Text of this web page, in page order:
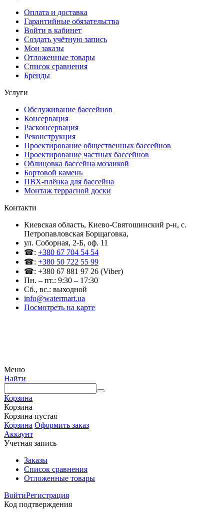
Оплата и доставка
Гарантийные обязательства
Войти в кабинет
Создать учётную запись
Мои заказы
Отложенные товары
Список сравнения
Бренды
Услуги
Обслуживание бассейнов
Консервация
Расконсервация
Реконструкция
Проектирование общественных бассейнов
Проектирование частных бассейнов
Облицовка бассейна мозаикой
Бортовой камень
ПВХ-плёнка для бассейна
Монтаж террасной доски
Контакти
Киевская область, Киево-Святошинский р-н, c.
Петропавловская Борщаговка,
ул. Соборная, 2-Б, оф. 11
☎: +380 67 704 54 54
☎: +380 50 722 55 99
☎: +380 67 881 97 26 (Viber)
Пн. – пт.: 9:30 – 17:30
Сб., вс.: выходной
info@watermart.ua
Посмотреть на карте
Меню
Найти
Корзина
Корзина
Корзина пустая
Корзина Оформить заказ
Аккаунт
Учетная запись
Заказы
Список сравнения
Отложенные товары
ВойтиРегистрация
Код подтверждения